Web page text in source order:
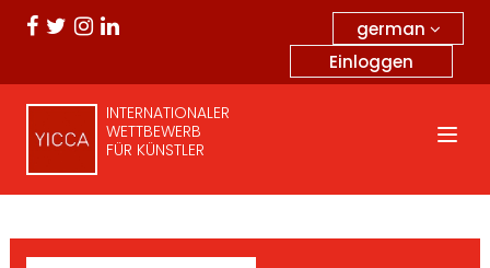
german
Einloggen
INTERNATIONALER
WETTBEWERB
FÜR KÜNSTLER